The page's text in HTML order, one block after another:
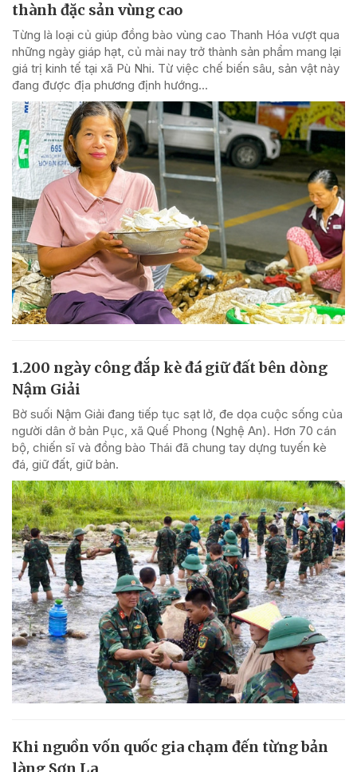
thành đặc sản vùng cao
Từng là loại củ giúp đồng bào vùng cao Thanh Hóa vượt qua
những ngày giáp hạt, củ mài nay trở thành sản phẩm mang lại
giá trị kinh tế tại xã Pù Nhi. Từ việc chế biến sâu, sản vật này
đang được địa phương định hướng...
1.200 ngày công đắp kè đá giữ đất bên dòng
Nậm Giải
Bờ suối Nậm Giải đang tiếp tục sạt lở, đe dọa cuộc sống của
người dân ở bản Pục, xã Quế Phong (Nghệ An). Hơn 70 cán
bộ, chiến sĩ và đồng bào Thái đã chung tay dựng tuyến kè
đá, giữ đất, giữ bản.
Khi nguồn vốn quốc gia chạm đến từng bản
làng Sơn La